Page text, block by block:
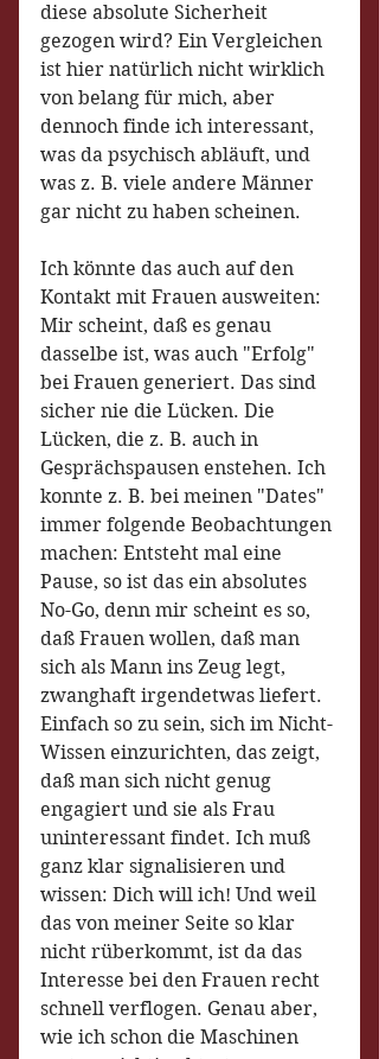
diese absolute Sicherheit
gezogen wird? Ein Vergleichen
ist hier natürlich nicht wirklich
von belang für mich, aber
dennoch finde ich interessant,
was da psychisch abläuft, und
was z. B. viele andere Männer
gar nicht zu haben scheinen.
Ich könnte das auch auf den
Kontakt mit Frauen ausweiten:
Mir scheint, daß es genau
dasselbe ist, was auch "Erfolg"
bei Frauen generiert. Das sind
sicher nie die Lücken. Die
Lücken, die z. B. auch in
Gesprächspausen enstehen. Ich
konnte z. B. bei meinen "Dates"
immer folgende Beobachtungen
machen: Entsteht mal eine
Pause, so ist das ein absolutes
No-Go, denn mir scheint es so,
daß Frauen wollen, daß man
sich als Mann ins Zeug legt,
zwanghaft irgendetwas liefert.
Einfach so zu sein, sich im Nicht-
Wissen einzurichten, das zeigt,
daß man sich nicht genug
engagiert und sie als Frau
uninteressant findet. Ich muß
ganz klar signalisieren und
wissen: Dich will ich! Und weil
das von meiner Seite so klar
nicht rüberkommt, ist da das
Interesse bei den Frauen recht
schnell verflogen. Genau aber,
wie ich schon die Maschinen